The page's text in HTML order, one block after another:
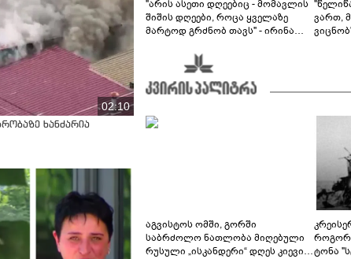
02:10
ხანძარია
"არის ასეთი დღეებიც - მომავლის
შიშის დღეები, როცა ყველაზე
მარტოდ გრძნობ თავს" - ირინა
ვართ,
აგვისტოს ომში, გორში
საბრძოლო ნათლობა მიღებული
რუსული „ისკანდერი“ დღეს კიევის
როგორ
ტონა